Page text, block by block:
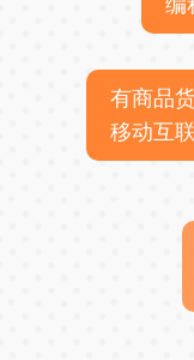
编
有商品
移动互